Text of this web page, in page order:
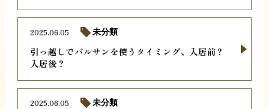
引っ越しでバルサンを使うタイミング、入居前？
入居後？
2025.06.05 未分類
2025.06.05 未分類